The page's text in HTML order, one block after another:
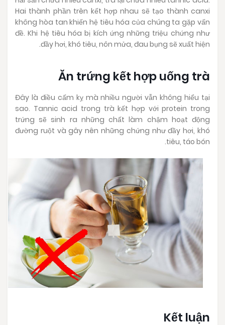
Hai thành phần trên kết hợp nhau sẽ tạo thành canxi
không hòa tan khiến hệ tiêu hóa của chúng ta gặp vấn
đề. Khi hệ tiêu hóa bị kích ứng những triệu chứng như
đầy hơi, khó tiêu, nôn mửa, đau bụng sẽ xuất hiện.
Ăn trứng kết hợp uống trà
Đây là điều cấm kỵ mà nhiều người vẫn không hiểu tại
sao. Tannic acid trong trà kết hợp với protein trong
trứng sẽ sinh ra những chất làm chậm hoạt động
đường ruột và gây nên những chứng như đầy hơi, khó
tiêu, táo bón.
Kết luận